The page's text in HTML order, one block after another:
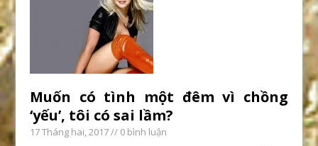
Muốn có tình một đêm vì chồng
‘yếu’, tôi có sai lầm?
17 Tháng hai, 2017// 0 bình luận